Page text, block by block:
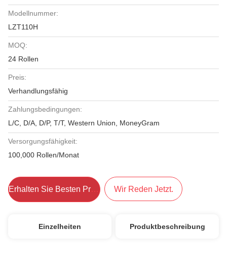
Modellnummer:
LZT110H
MOQ:
24 Rollen
Preis:
Verhandlungsfähig
Zahlungsbedingungen:
L/C, D/A, D/P, T/T, Western Union, MoneyGram
Versorgungsfähigkeit:
100,000 Rollen/Monat
Erhalten Sie Besten Preis Wir Reden Jetzt.
Einzelheiten Produktbeschreibung